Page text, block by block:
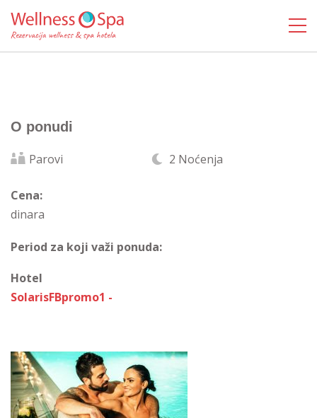
O ponudi
Parovi 2 Noćenja
Cena:
dinara
Period za koji važi ponuda:
Hotel
SolarisFBpromo1 -